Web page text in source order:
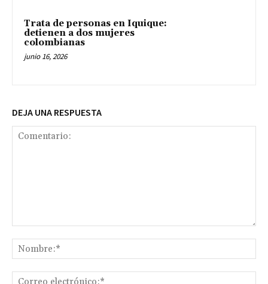
Trata de personas en Iquique:
detienen a dos mujeres
colombianas
junio 16, 2026
DEJA UNA RESPUESTA